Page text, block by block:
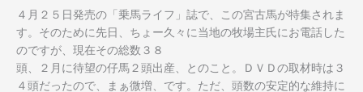
４月２５日発売の「乗馬ライフ」誌で、この宮古馬が特集されま
す。そのために先日、ちょー久々に当地の牧場主氏にお電話した
のですが、現在その総数３８
頭、２月に待望の仔馬２頭出産、とのこと。ＤＶＤの取材時は３
４頭だったので、まぁ微増、です。ただ、頭数の安定的な維持に